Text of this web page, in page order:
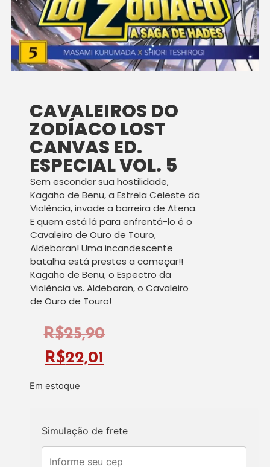
CAVALEIROS DO
ZODÍACO LOST
CANVAS ED.
ESPECIAL VOL. 5
Sem esconder sua hostilidade,
Kagaho de Benu, a Estrela Celeste da
Violência, invade a barreira de Atena.
E quem está lá para enfrentá-lo é o
Cavaleiro de Ouro de Touro,
Aldebaran! Uma incandescente
batalha está prestes a começar!!
Kagaho de Benu, o Espectro da
Violência vs. Aldebaran, o Cavaleiro
de Ouro de Touro!
R$25,90
R$22,01
Em estoque
Simulação de frete